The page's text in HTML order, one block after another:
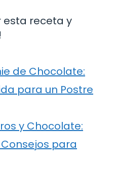
esta receta y
de Chocolate:
para un Postre
y Chocolate:
para